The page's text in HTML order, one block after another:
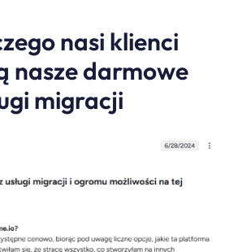
nasi klienci
nasze darmowe
migracji